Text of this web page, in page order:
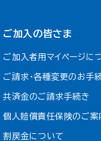
ご加入の皆さま
ご加入者用マイページに
ご請求・各種変更のお手
共済金のご請求手続き
個人賠償責任保険のご案
割戻金について​